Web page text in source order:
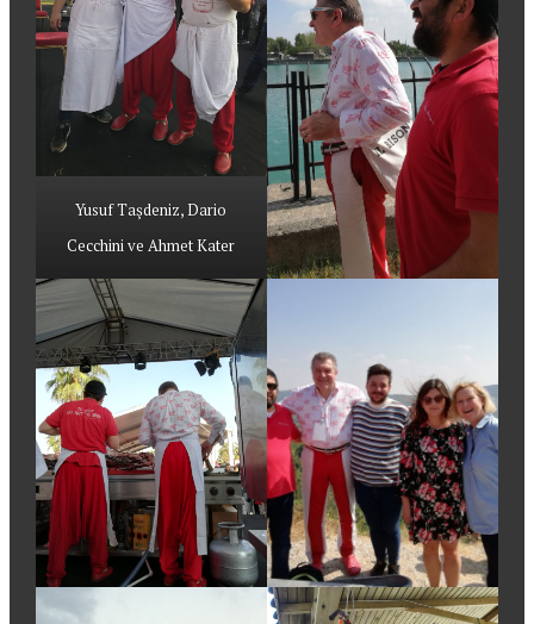
Yusuf Taşdeniz, Dario
Cecchini ve Ahmet Kater